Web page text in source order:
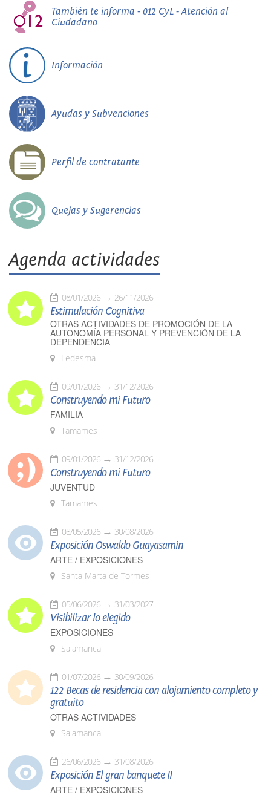
También te informa - 012 CyL - Atención al
Ciudadano
Información
Ayudas y Subvenciones
Perfil de contratante
Quejas y Sugerencias
Agenda actividades
08/01/2026 26/11/2026
Estimulación Cognitiva
OTRAS ACTIVIDADES DE PROMOCIÓN DE LA
AUTONOMÍA PERSONAL Y PREVENCIÓN DE LA
DEPENDENCIA
Ledesma
09/01/2026 31/12/2026
Construyendo mi Futuro
FAMILIA
Tamames
09/01/2026 31/12/2026
Construyendo mi Futuro
JUVENTUD
Tamames
08/05/2026 30/08/2026
Exposición Oswaldo Guayasamín
ARTE / EXPOSICIONES
Santa Marta de Tormes
05/06/2026 31/03/2027
Visibilizar lo elegido
EXPOSICIONES
Salamanca
01/07/2026 30/09/2026
122 Becas de residencia con alojamiento completo y
gratuito
OTRAS ACTIVIDADES
Salamanca
26/06/2026 31/08/2026
Exposición El gran banquete II
ARTE / EXPOSICIONES